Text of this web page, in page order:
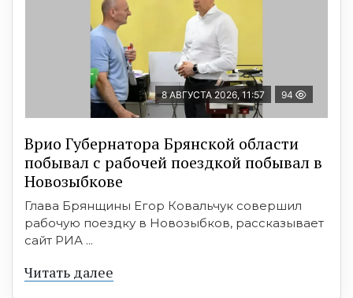
8 АВГУСТА 2026, 11:57 94
Врио Губернатора Брянской области
побывал с рабочей поездкой побывал в
Новозыбкове
Глава Брянщины Егор Ковальчук совершил
рабочую поездку в Новозыбков, рассказывает
сайт РИА ...
Читать далее